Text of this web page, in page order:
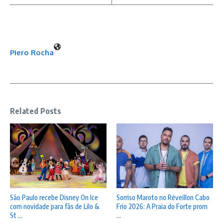
Piero Rocha
Related Posts
São Paulo recebe Disney On Ice
com novidade para fãs de Lilo &
St ...
Sorriso Maroto no Réveillon Cabo
Frio 2026: A Praia do Forte prom
...